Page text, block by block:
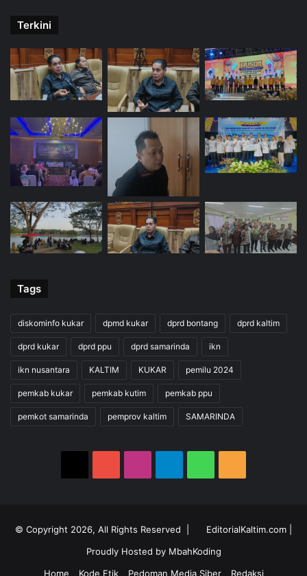
Terkini
Tags
diskominfo kukar dpmd kukar dprd bontang dprd kaltim
dprd kukar dprd ppu dprd samarinda ikn
ikn nusantara KALTIM KUKAR pemilu 2024
pemkab kukar pemkab kutim pemkab ppu
pemkot samarinda pemprov kaltim SAMARINDA
© Copyright 2026, All Rights Reserved | EditorialKaltim.com
Proudly Hosted by MbahKoding
Home
Kode Etik Pedoman Media Siber Redaksi